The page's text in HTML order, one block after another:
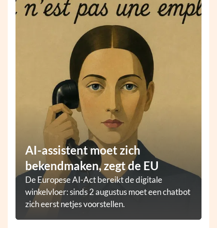
AI-assistent moet zich
bekendmaken, zegt de EU
De Europese AI-Act bereikt de digitale
winkelvloer: sinds 2 augustus moet een chatbot
zich eerst netjes voorstellen.